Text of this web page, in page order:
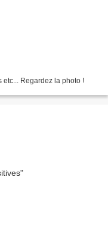
etc... Regardez la photo !